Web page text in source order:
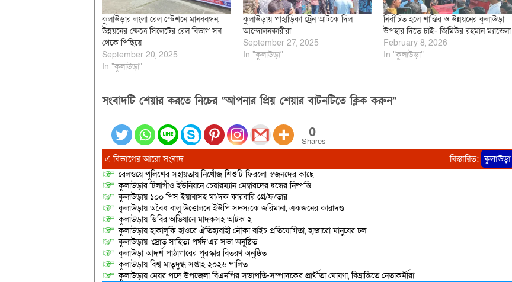
কুলাউড়ার লংলা রেল স্টেশনে মানববন্ধন,
উন্নয়নের ক্ষেত্রে সিলেটের রেল বিভাগ সব
থেকে পিছিয়ে
September 20, 2025
In "কুলাউড়া"
কুলাউড়ায় পাহাড়িকা ট্রেন আটকে দিল
আন্দোলনকারীরা
September 27, 2025
In "কুলাউড়া"
নির্বাচিত হলে শান্তির ও উন্নয়নের কুলাউড়া
উপহার দিতে চাই- জিমিউর রহমান ম্যান্ডেলা
February 8, 2026
In "কুলাউড়া"
সংবাদটি শেয়ার করতে নিচের “আপনার প্রিয় শেয়ার বাটনটিতে ক্লিক করুন”
0
Shares
এ বিভাগের আরো সংবাদ বিস্তারিত: কুলাউড়া
রেলওয়ে পুলিশের সহায়তায় নিখোঁজ শিশুটি ফিরলো স্বজনদের কাছে
কুলাউড়ার টিলাগাঁও ইউনিয়নে চেয়ারম্যান মেম্বারদের দ্বন্ধের নিষ্পত্তি
কুলাউড়ায় ১০০ পিস ইয়াবাসহ মা/দক কারবারি গ্রে/ফ/তার
কুলাউড়ায় অবৈধ বালু উত্তোলনে ইউপি সদস্যকে জরিমানা, একজনের কারাদণ্ড
কুলাউড়ায় ডিবির অভিযানে মাদকসহ আটক ২
কুলাউড়ায় হাকালুকি হাওরে ঐতিহ্যবাহী নৌকা বাইচ প্রতিযোগিতা, হাজারো মানুষের ঢল
কুলাউড়ায় ‘স্রোত সাহিত্য পর্ষদ’এর সভা অনুষ্ঠিত
কুলাউড়া আদর্শ পাঠাগারের পুরস্কার বিতরণ অনুষ্ঠিত
কুলাউড়ায় বিশ্ব মাতৃদুগ্ধ সপ্তাহ ২০২৬ পালিত
কুলাউড়ায় মেয়র পদে উপজেলা বিএনপির সভাপতি-সম্পাদকের প্রার্থীতা ঘোষণা, বিভ্রান্তিতে নেতাকর্মীরা